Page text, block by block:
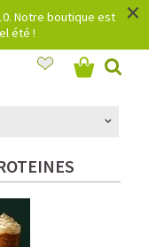
Notre boutique est
été !
×